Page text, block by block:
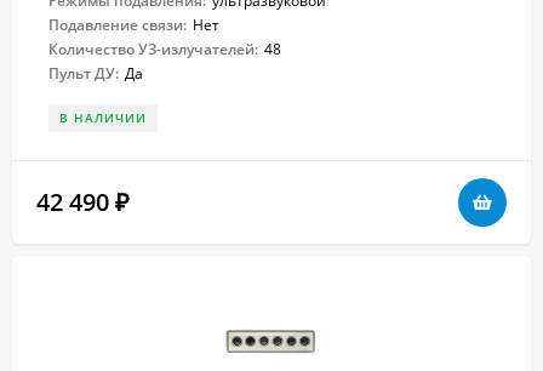
Подавление связи: Нет
Количество УЗ-излучателей: 48
Пульт ДУ: Да
В НАЛИЧИИ
42 490 ₽